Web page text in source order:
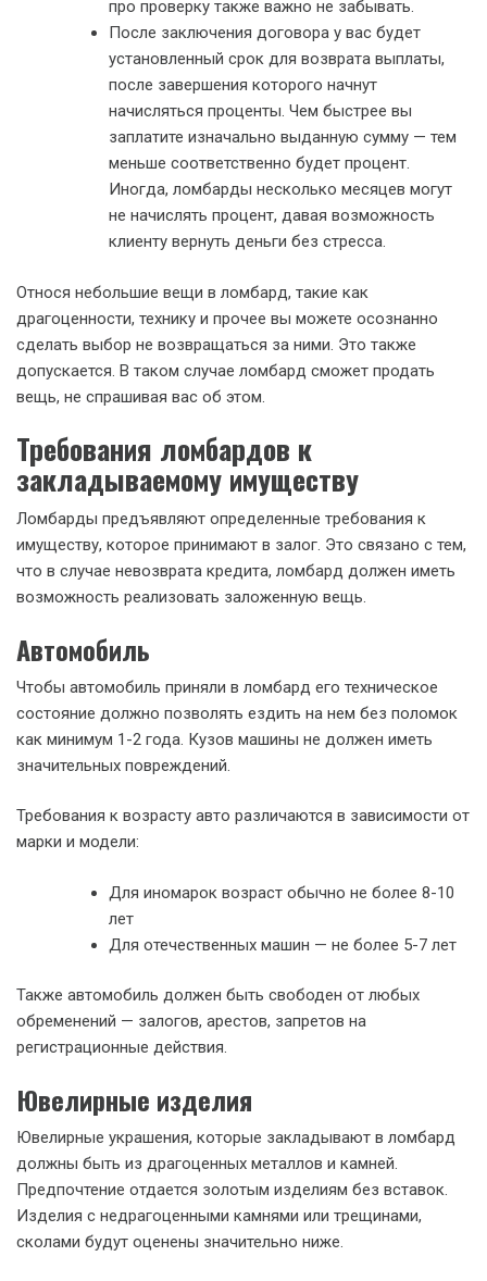
про проверку также важно не забывать.
После заключения договора у вас будет
установленный срок для возврата выплаты,
после завершения которого начнут
начисляться проценты. Чем быстрее вы
заплатите изначально выданную сумму — тем
меньше соответственно будет процент.
Иногда, ломбарды несколько месяцев могут
не начислять процент, давая возможность
клиенту вернуть деньги без стресса.
Относя небольшие вещи в ломбард, такие как
драгоценности, технику и прочее вы можете осознанно
сделать выбор не возвращаться за ними. Это также
допускается. В таком случае ломбард сможет продать
вещь, не спрашивая вас об этом.
Требования ломбардов к
закладываемому имуществу
Ломбарды предъявляют определенные требования к
имуществу, которое принимают в залог. Это связано с тем,
что в случае невозврата кредита, ломбард должен иметь
возможность реализовать заложенную вещь.
Автомобиль
Чтобы автомобиль приняли в ломбард его техническое
состояние должно позволять ездить на нем без поломок
как минимум 1-2 года. Кузов машины не должен иметь
значительных повреждений.
Требования к возрасту авто различаются в зависимости от
марки и модели:
Для иномарок возраст обычно не более 8-10
лет
Для отечественных машин — не более 5-7 лет
Также автомобиль должен быть свободен от любых
обременений — залогов, арестов, запретов на
регистрационные действия.
Ювелирные изделия
Ювелирные украшения, которые закладывают в ломбард
должны быть из драгоценных металлов и камней.
Предпочтение отдается золотым изделиям без вставок.
Изделия с недрагоценными камнями или трещинами,
сколами будут оценены значительно ниже.